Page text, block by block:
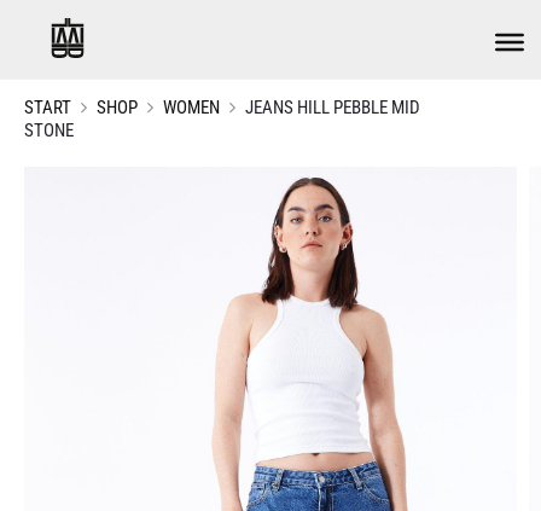
START SHOP WOMEN
JEANS HILL PEBBLE MID
STONE